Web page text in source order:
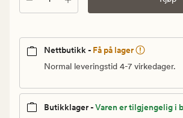
Nettbutikk - Få på lager
Normal leveringstid 4-7 virkedager.
Butikklager -Varen er tilgjengelig i